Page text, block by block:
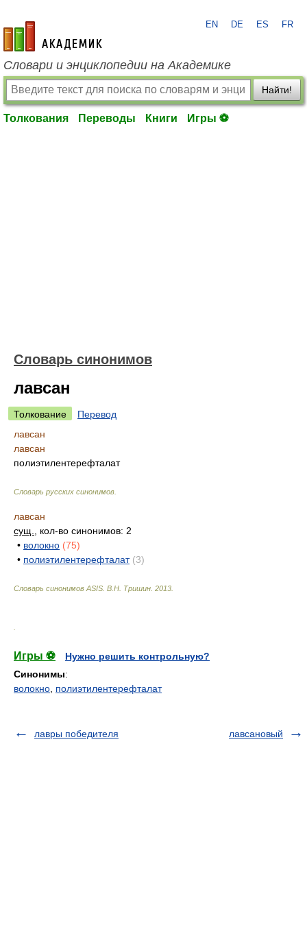
academic.ru
EN DE ES FR
Словари и энциклопедии на Академике
Найти!
Толкования Переводы Книги Игры ⚽
Словарь синонимов
лавсан
Толкование
Перевод
лавсан
лавсан
полиэтилентерефталат
Словарь русских синонимов
лавсан
сущ.
, кол-во синонимов: 2
• волокно (75)
• полиэтилентерефталат (3)
Словарь синонимов ASIS. В.Н. Тришин 2013
Игры ⚽
Нужно решить контрольную?
Синонимы:
волокно полиэтилентерефталат
лавры победителя лавсановый